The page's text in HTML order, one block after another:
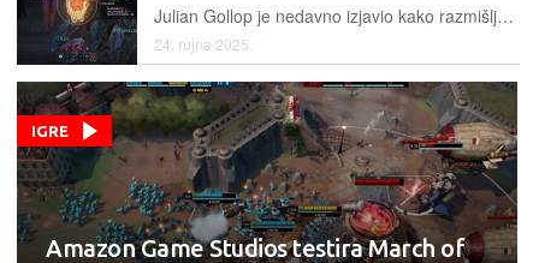
Julian Gollop je nedavno izjavio kako razmišlja o nastavku Phoenix Pointa, duhovnog nasljednika X-COM-a s kojim se ovaj dizajner proslavio
24. rujna 2025.
IGRE
Amazon Game Studios testira March of